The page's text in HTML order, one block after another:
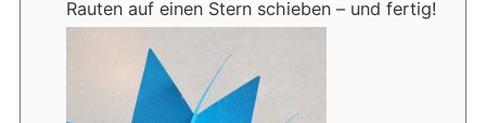
Rauten auf einen Stern schieben – und fertig!